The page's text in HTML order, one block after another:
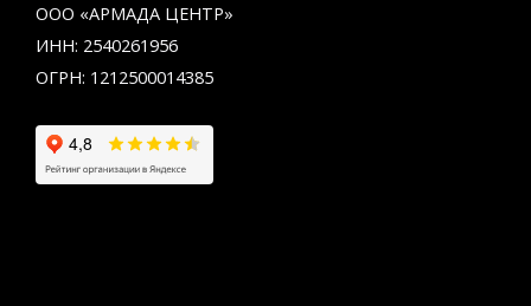
ООО «АРМАДА ЦЕНТР»
ИНН: 2540261956
ОГРН: 1212500014385